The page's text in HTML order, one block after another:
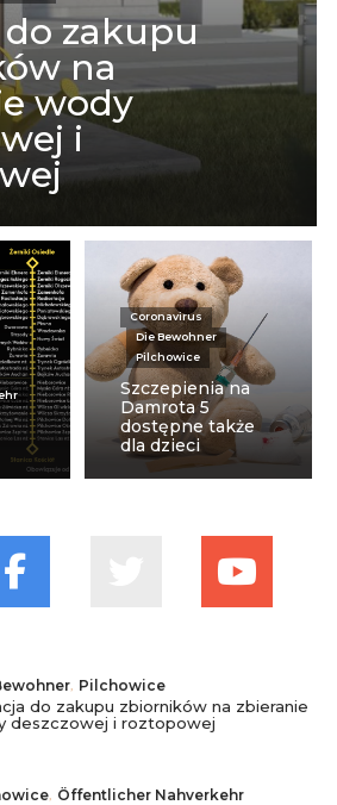
do zakupu
na
wody
i
Coronavirus
Die Bewohner
Pilchowice
Szczepienia na
Damrota 5
dostępne także
dla dzieci
Pilchowice
do zakupu zbiorników na zbieranie
deszczowej i roztopowej
Öffentlicher Nahverkehr